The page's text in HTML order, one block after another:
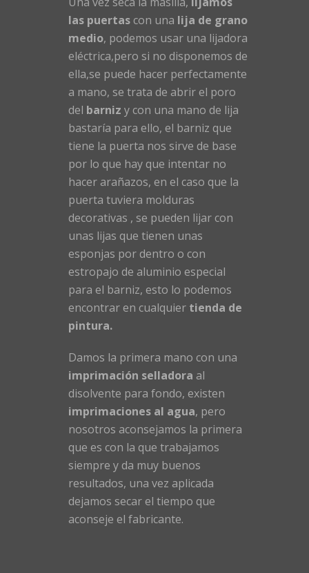
las puertas con una lija de grano
medio, podemos usar una lijadora
eléctrica,pero si no disponemos de
ella,se puede hacer perfectamente
a mano, se trata de abrir el poro
del barniz y con una mano de lija
bastaría para ello, el barniz que
tiene la puerta nos sirve de base
por lo que hay que intentar no
hacer arañazos, en el caso que la
puerta tuviera molduras
decorativas , se pueden lijar con
unas lijas que tienen unas
esponjas por dentro o con
estropajo de aluminio especial
para el barniz, esto lo podemos
encontrar en cualquier tienda de
pintura.
Damos la primera mano con una
imprimación selladora al
disolvente para fondo, existen
imprimaciones al agua, pero
nosotros aconsejamos la primera
que es con la que trabajamos
siempre y da muy buenos
resultados, una vez aplicada
dejamos secar el tiempo que
aconseje el fabricante.